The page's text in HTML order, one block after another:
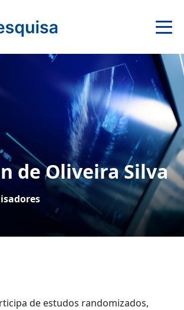
de Oliveira Silva
de estudos randomizados,